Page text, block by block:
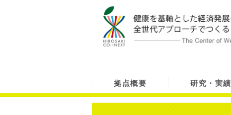
拠点概要 研究・実績